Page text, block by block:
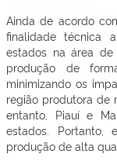
Ainda de acordo
finalidade técnica
estados na área
produção de
minimizando os
região produtora de
entanto, Piauí e
estados. Portanto,
produção de alta